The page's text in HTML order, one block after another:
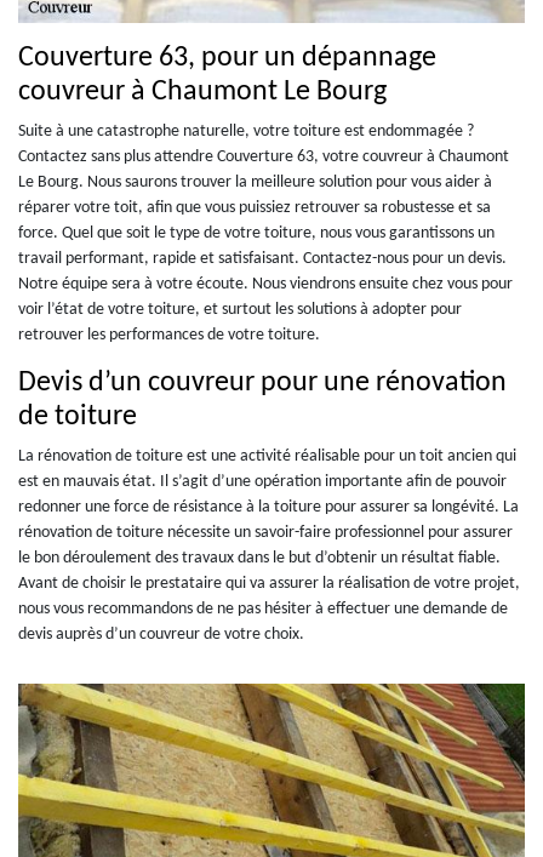
Couverture 63, pour un dépannage
couvreur à Chaumont Le Bourg
Suite à une catastrophe naturelle, votre toiture est endommagée ?
Contactez sans plus attendre Couverture 63, votre couvreur à Chaumont
Le Bourg. Nous saurons trouver la meilleure solution pour vous aider à
réparer votre toit, afin que vous puissiez retrouver sa robustesse et sa
force. Quel que soit le type de votre toiture, nous vous garantissons un
travail performant, rapide et satisfaisant. Contactez-nous pour un devis.
Notre équipe sera à votre écoute. Nous viendrons ensuite chez vous pour
voir l’état de votre toiture, et surtout les solutions à adopter pour
retrouver les performances de votre toiture.
Devis d’un couvreur pour une rénovation
de toiture
La rénovation de toiture est une activité réalisable pour un toit ancien qui
est en mauvais état. Il s’agit d’une opération importante afin de pouvoir
redonner une force de résistance à la toiture pour assurer sa longévité. La
rénovation de toiture nécessite un savoir-faire professionnel pour assurer
le bon déroulement des travaux dans le but d’obtenir un résultat fiable.
Avant de choisir le prestataire qui va assurer la réalisation de votre projet,
nous vous recommandons de ne pas hésiter à effectuer une demande de
devis auprès d’un couvreur de votre choix.